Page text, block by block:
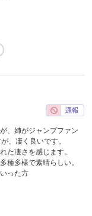
、姉がジャンプファン
、凄く良いです。
た凄さを感じます。
種多様で素晴らしい。
った方